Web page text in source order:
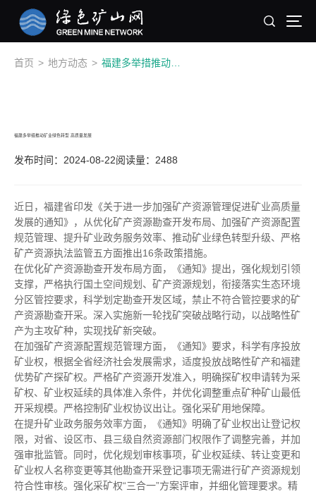
首页 > 地方动态 >
福建多举措推动矿业绿色转型 高质量发展
发布时间：2024-08-22阅读量：2488
近日，福建省印发《关于进一步加强矿产资源管理促进矿业高质量
发展的通知》，从优化矿产资源勘查开发布局、加强矿产资源配置
规范管理、提升矿业政务服务效率、推动矿业绿色转型升级、严格
矿产资源执法监管五方面推出16条政策措施。
在优化矿产资源勘查开发布局方面，《通知》提出，强化规划引领
支撑，严格执行国土空间规划、矿产资源规划，衔接落实生态环境
分区管控要求，科学划定勘查开发区域，禁止不符合管控要求的矿
产资源勘查开采。深入实施新一轮找矿突破战略行动，以战略性矿
产为主攻矿种，实现找矿新突破。
在加强矿产资源配置规范管理方面，《通知》要求，科学有序投放
矿业权，根据全省经济社会发展需求，适度投放战略性矿产和福建
优势矿产探矿权。严格矿产资源开发准入，明确探矿权申请转为采
矿权、矿业权延续的具体准入条件，并优化调整重点矿种矿山最低
开采规模。严格控制矿业权协议出让。强化采矿用地保障。
在提升矿业政务服务效率方面，《通知》明确了矿业权出让登记权
限，对省、设区市、县三级自然资源部门权限作了调整完善，并加
强审批监管。同时，优化规划审核事项，矿业权延续、转让变更和
矿业权人名称变更等其他勘查开采登记事项无需进行矿产资源规划
符合性审核。强化采矿权“三合一”方案评审，并细化管理要求。精